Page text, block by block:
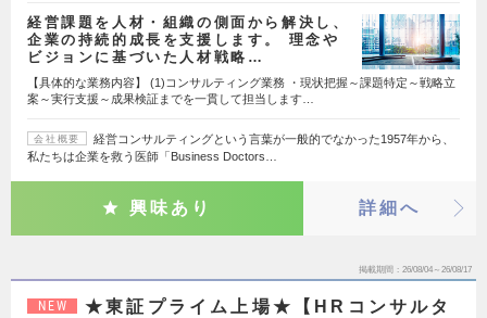
経営課題を人材・組織の側面から解決し、
企業の持続的成長を支援します。 理念や
ビジョンに基づいた人材戦略…
【具体的な業務内容】 (1)コンサルティング業務 ・現状把握～課題特定～戦略立
案～実行支援～成果検証までを一貫して担当します…
会社概要
経営コンサルティングという言葉が一般的でなかった1957年から、
私たちは企業を救う医師「Business Doctors…
興味あり 詳細へ
掲載期間 26/08/04～26/08/17
NEW
★東証プライム上場★【HRコンサルタ